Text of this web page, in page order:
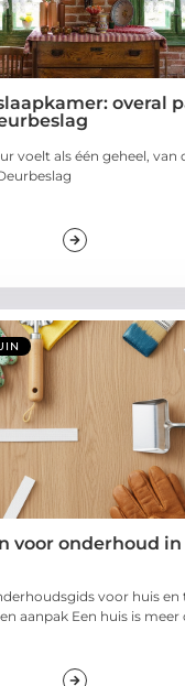
overal
voelt als één geheel, van
voor onderhoud in
voor huis en
aanpak Een huis is meer